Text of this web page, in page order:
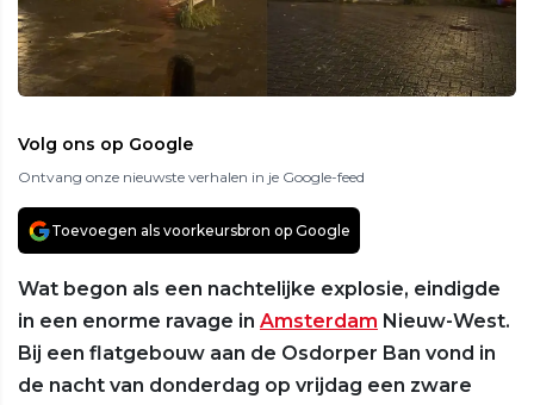
Volg ons op Google
Ontvang onze nieuwste verhalen in je Google-feed
Toevoegen als voorkeursbron op Google
Wat begon als een nachtelijke explosie, eindigde
in een enorme ravage in Amsterdam Nieuw-West.
Bij een flatgebouw aan de Osdorper Ban vond in
de nacht van donderdag op vrijdag een zware